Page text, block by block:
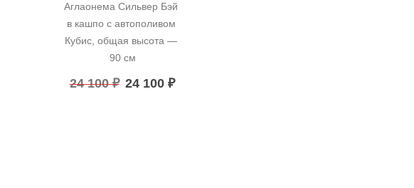
Аглаонема Сильвер Бэй
в кашпо с автополивом
Кубис, общая высота —
90 см
24 100₽ 24 100₽